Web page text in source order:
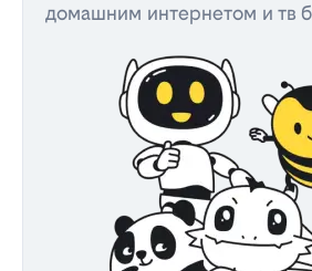
домашним интернетом и тв